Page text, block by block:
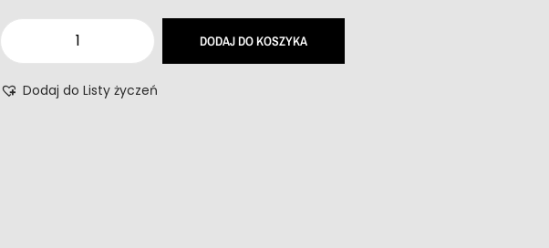
DODAJ DO KOSZYKA
Dodaj do Listy życzeń